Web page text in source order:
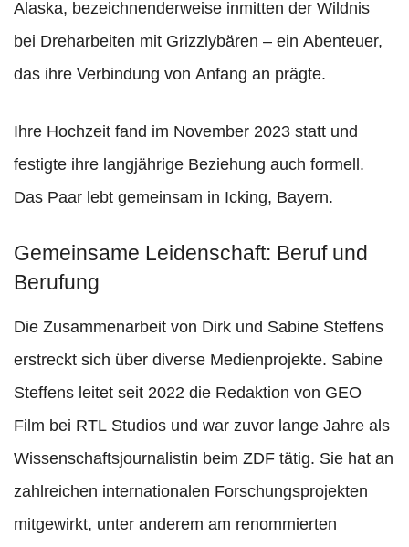
Alaska, bezeichnenderweise inmitten der Wildnis
bei Dreharbeiten mit Grizzlybären – ein Abenteuer,
das ihre Verbindung von Anfang an prägte.
Ihre Hochzeit fand im November 2023 statt und
festigte ihre langjährige Beziehung auch formell.
Das Paar lebt gemeinsam in Icking, Bayern.
Gemeinsame Leidenschaft: Beruf und
Berufung
Die Zusammenarbeit von Dirk und Sabine Steffens
erstreckt sich über diverse Medienprojekte. Sabine
Steffens leitet seit 2022 die Redaktion von GEO
Film bei RTL Studios und war zuvor lange Jahre als
Wissenschaftsjournalistin beim ZDF tätig. Sie hat an
zahlreichen internationalen Forschungsprojekten
mitgewirkt, unter anderem am renommierten